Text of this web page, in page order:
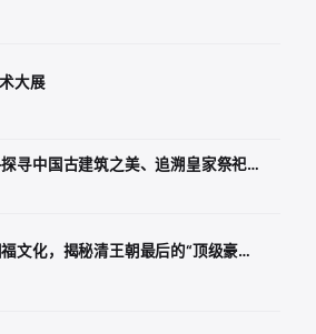
大展
寻中国古建筑之美、追溯皇家祭祀…
文化，揭秘清王朝最后的“顶级豪…